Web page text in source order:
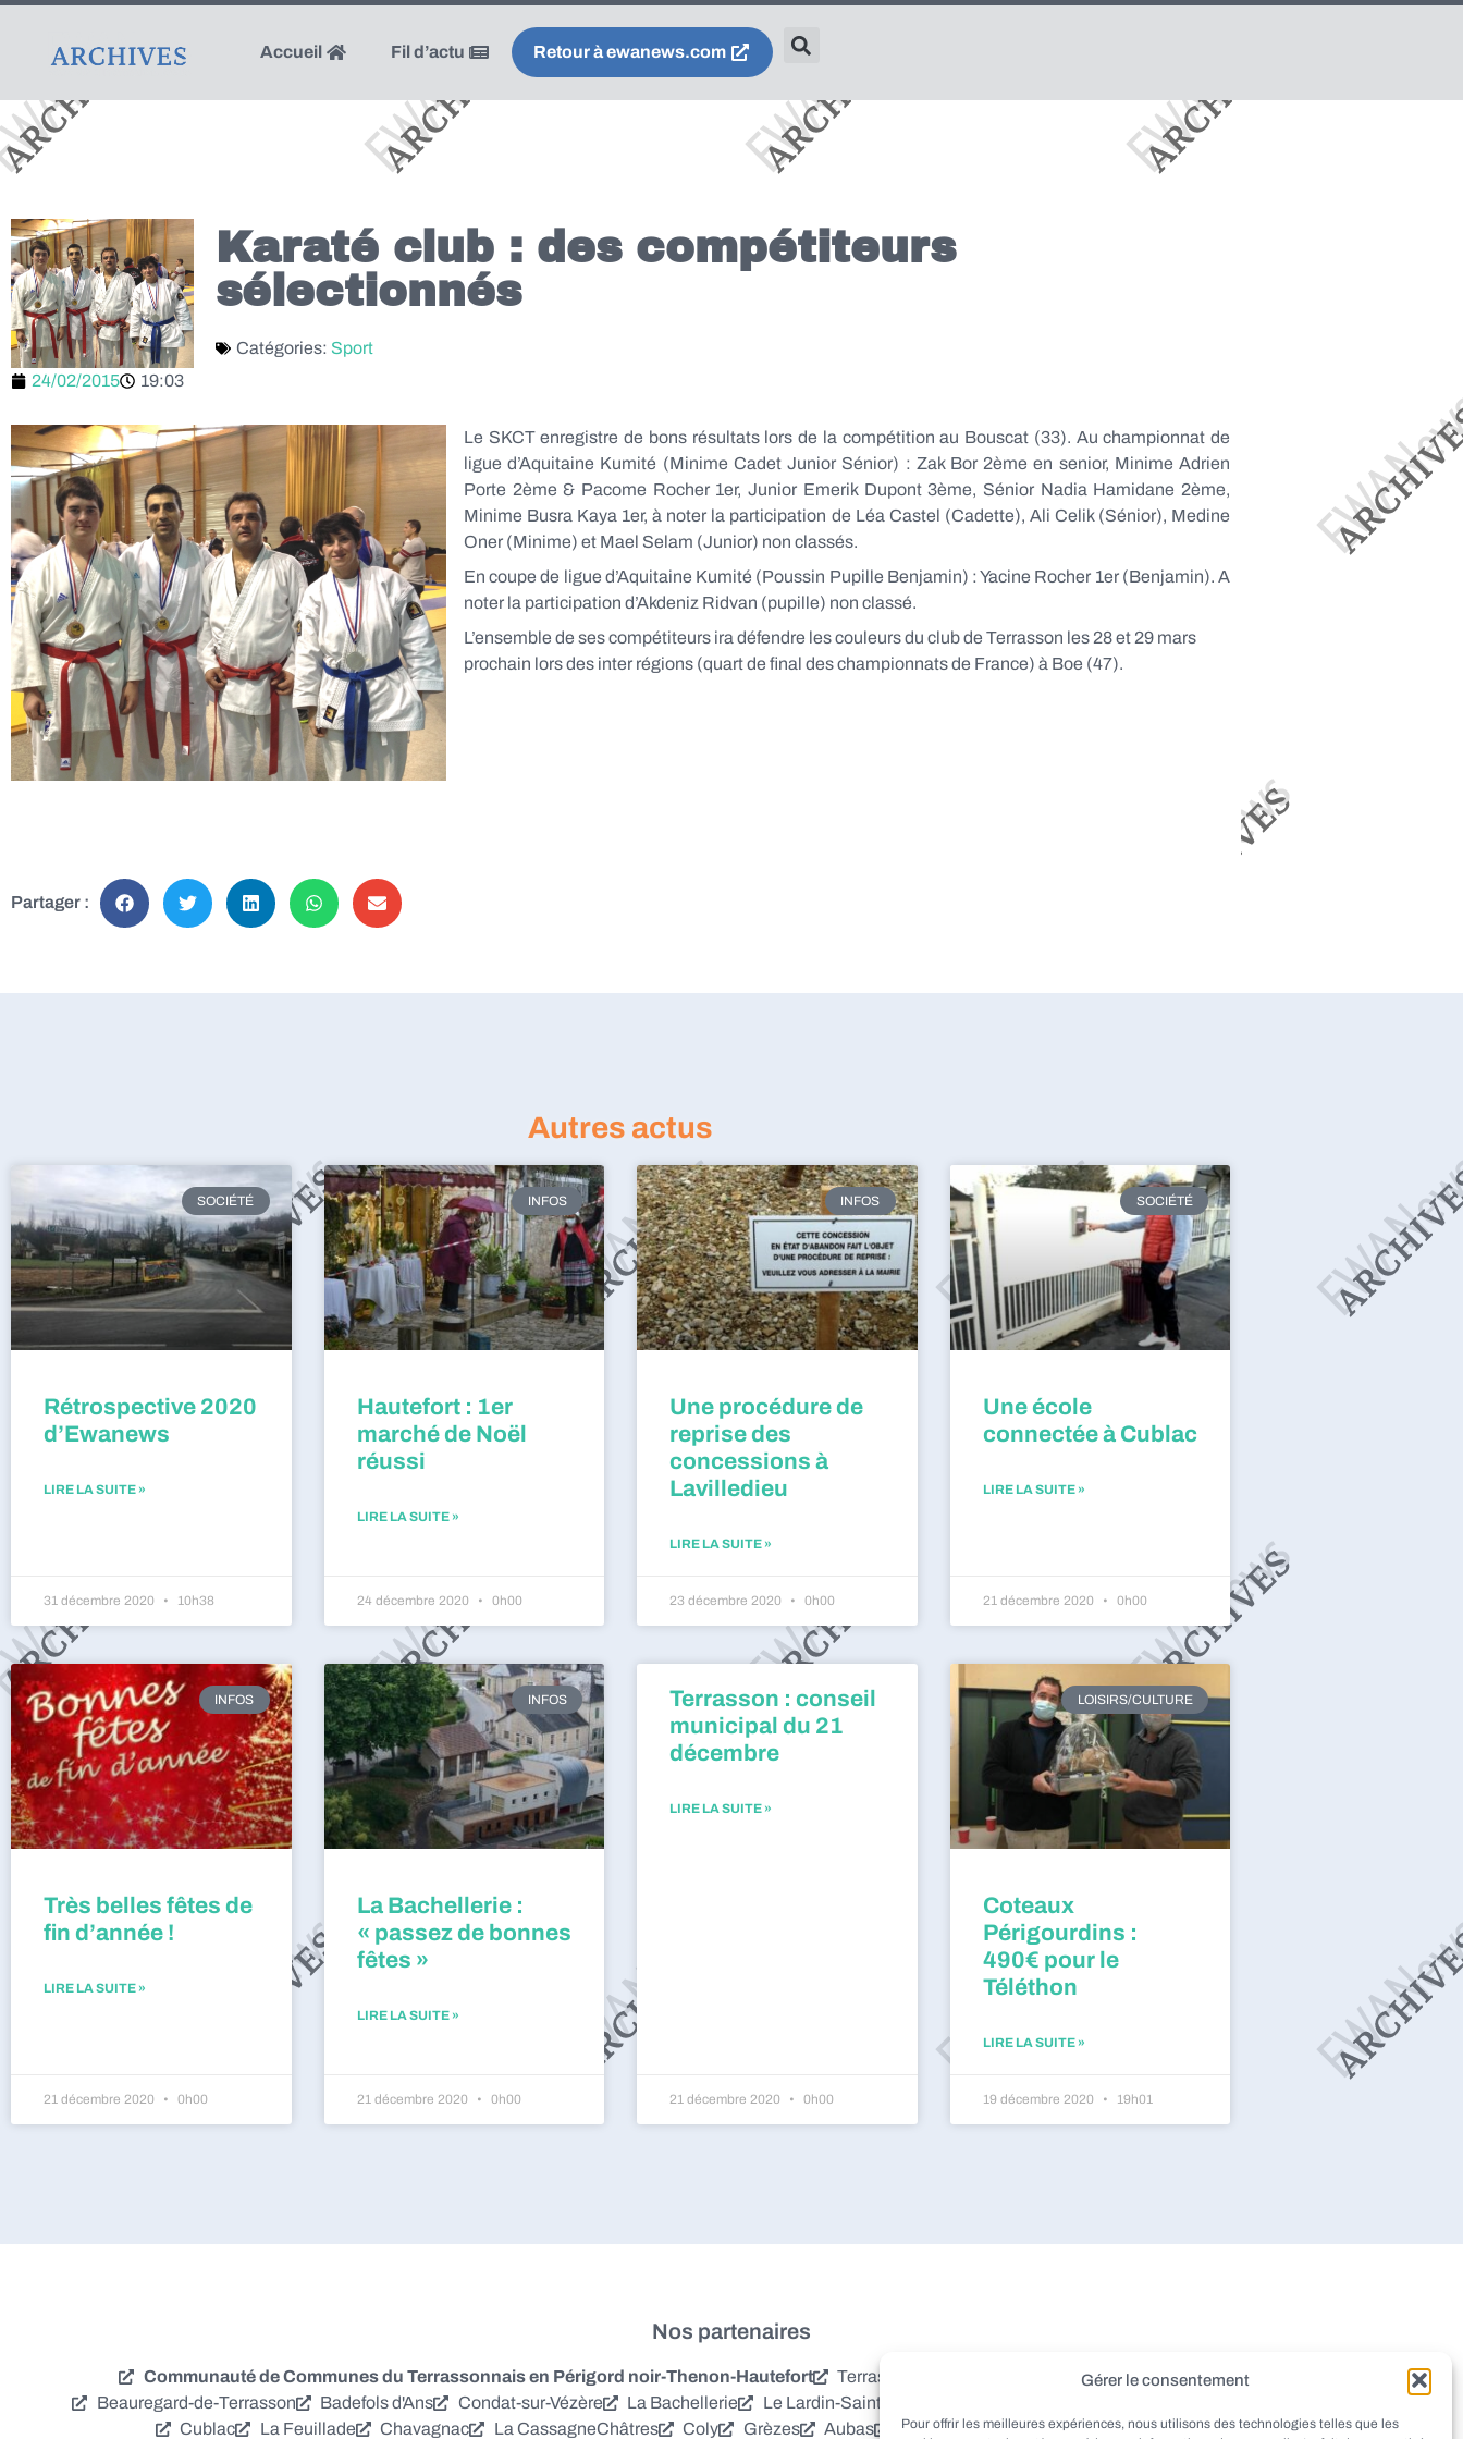
Gérer le consentement
Pour offrir les meilleures expériences, nous utilisons des technologies telles que les
Accueil Fil d’actu Retour à ewanews.com
Karaté club : des compétiteurs
sélectionnés
Catégories: Sport
24/02/2015
19:03
Le SKCT enregistre de bons résultats lors de la compétition au Bouscat (33). Au championnat de
ligue d’Aquitaine Kumité (Minime Cadet Junior Sénior) : Zak Bor 2ème en senior, Minime Adrien
Porte 2ème & Pacome Rocher 1er, Junior Emerik Dupont 3ème, Sénior Nadia Hamidane 2ème,
Minime Busra Kaya 1er, à noter la participation de Léa Castel (Cadette), Ali Celik (Sénior), Medine
Oner (Minime) et Mael Selam (Junior) non classés.
En coupe de ligue d’Aquitaine Kumité (Poussin Pupille Benjamin) : Yacine Rocher 1er (Benjamin). A
noter la participation d’Akdeniz Ridvan (pupille) non classé.
L’ensemble de ses compétiteurs ira défendre les couleurs du club de Terrasson les 28 et 29 mars
prochain lors des inter régions (quart de final des championnats de France) à Boe (47).
Partager :
Autres actus
SOCIÉTÉ
Rétrospective 2020
d’Ewanews
LIRE LA SUITE »
31 décembre 2020 10h38
INFOS
Hautefort : 1er
marché de Noël
réussi
LIRE LA SUITE »
24 décembre 2020 0h00
INFOS
Une procédure de
reprise des
concessions à
Lavilledieu
LIRE LA SUITE »
23 décembre 2020 0h00
SOCIÉTÉ
Une école
connectée à Cublac
LIRE LA SUITE »
21 décembre 2020 0h00
INFOS
Très belles fêtes de
fin d’année !
LIRE LA SUITE »
21 décembre 2020 0h00
INFOS
La Bachellerie :
« passez de bonnes
fêtes »
LIRE LA SUITE »
21 décembre 2020 0h00
Terrasson : conseil
municipal du 21
décembre
LIRE LA SUITE »
21 décembre 2020 0h00
LOISIRS/CULTURE
Coteaux
Périgourdins :
490€ pour le
Téléthon
LIRE LA SUITE »
19 décembre 2020 19h01
Nos partenaires
Communauté de Communes du Terrassonnais en Périgord noir-Thenon-Hautefort Terrasson-Lavilledieu Montignac
Pazayac
Beauregard-de-Terrasson
Badefols d'Ans Condat-sur-Vézère La Bachellerie Le Lardin-Saint-Lazare
Cublac
La Feuillade Chavagnac La CassagneChâtres Coly Grèzes Aubas VillacAzerat LadornacTourtoirac